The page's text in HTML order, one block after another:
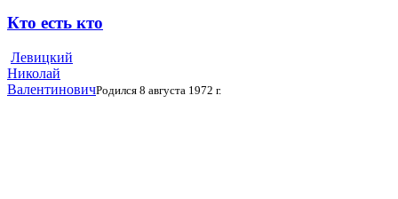
Кто есть кто
Левицкий
Николай
ВалентиновичРодился 8 августа 1972 г.